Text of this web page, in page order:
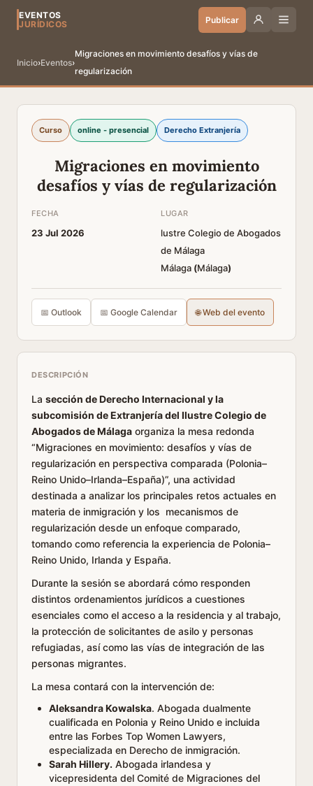
EVENTOS
JURÍDICOS
Publicar
Inicio›Eventos›
Migraciones en movimiento desafíos y vías de
regularización
Curso online - presencial Derecho Extranjería
Migraciones en movimiento
desafíos y vías de regularización
FECHA
23 Jul 2026
LUGAR
lustre Colegio de Abogados
de Málaga
Málaga (Málaga)
📅 Outlook 📅 Google Calendar 🌐 Web del evento
DESCRIPCIÓN
La sección de Derecho Internacional y la
subcomisión de Extranjería del Ilustre Colegio de
Abogados de Málaga organiza la mesa redonda
“Migraciones en movimiento: desafíos y vías de
regularización en perspectiva comparada (Polonia–
Reino Unido–Irlanda–España)”, una actividad
destinada a analizar los principales retos actuales en
materia de inmigración y los mecanismos de
regularización desde un enfoque comparado,
tomando como referencia la experiencia de Polonia–
Reino Unido, Irlanda y España.
Durante la sesión se abordará cómo responden
distintos ordenamientos jurídicos a cuestiones
esenciales como el acceso a la residencia y al trabajo,
la protección de solicitantes de asilo y personas
refugiadas, así como las vías de integración de las
personas migrantes.
La mesa contará con la intervención de:
Aleksandra Kowalska. Abogada dualmente
cualificada en Polonia y Reino Unido e incluida
entre las Forbes Top Women Lawyers,
especializada en Derecho de inmigración.
Sarah Hillery. Abogada irlandesa y
vicepresidenta del Comité de Migraciones del